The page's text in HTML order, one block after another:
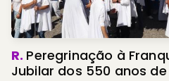
R. Peregrinação à
Jubilar dos 550 anos